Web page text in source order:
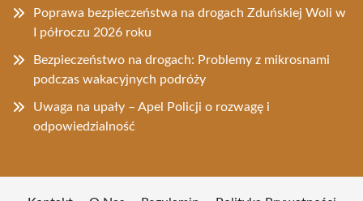
Poprawa bezpieczeństwa na drogach Zduńskiej Woli w
I półroczu 2026 roku
Bezpieczeństwo na drogach: Problemy z mikrosnami
podczas wakacyjnych podróży
Uwaga na upały – Apel Policji o rozwagę i
odpowiedzialność